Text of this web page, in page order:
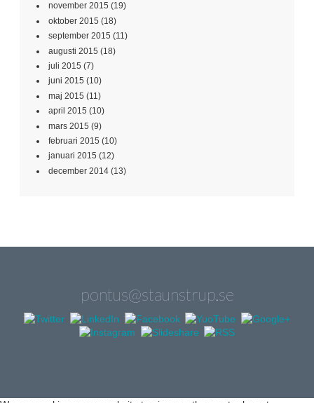
november 2015 (19)
oktober 2015 (18)
september 2015 (11)
augusti 2015 (18)
juli 2015 (7)
juni 2015 (10)
maj 2015 (11)
april 2015 (10)
mars 2015 (9)
februari 2015 (10)
januari 2015 (12)
december 2014 (13)
pontus@staunstrup.se